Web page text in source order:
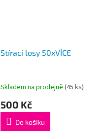
Stírací losy 50xVÍCE
Skladem na prodejně (45 ks)
500 Kč
Do košíku